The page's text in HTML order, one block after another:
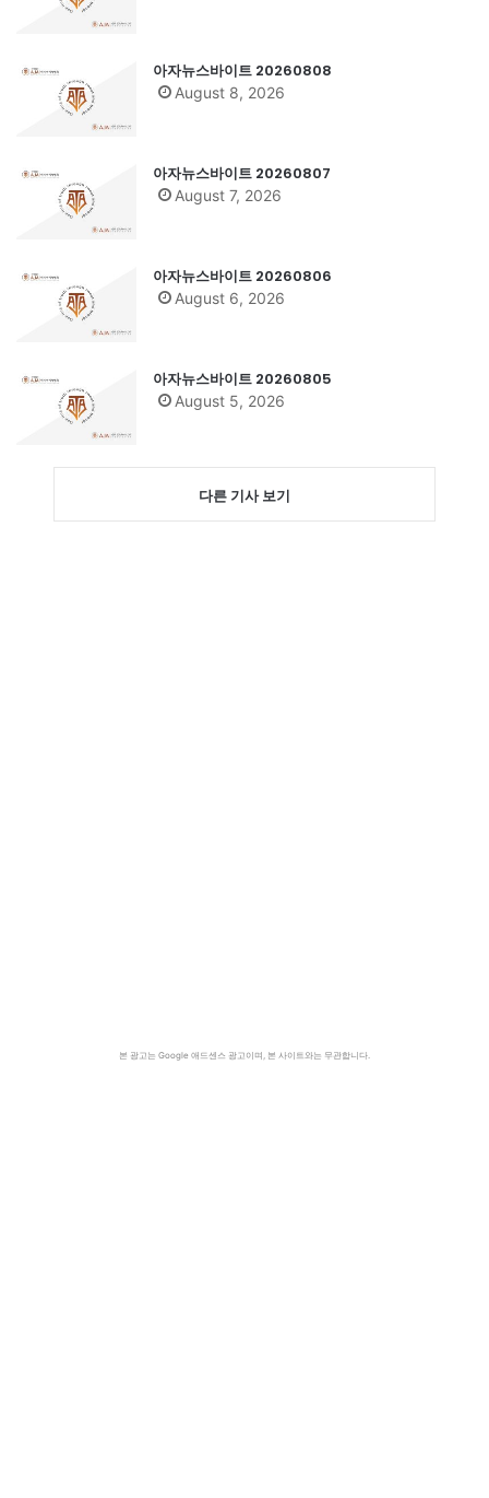
아자뉴스바이트 20260808
August 8, 2026
아자뉴스바이트 20260807
August 7, 2026
아자뉴스바이트 20260806
August 6, 2026
아자뉴스바이트 20260805
August 5, 2026
다른 기사 보기
본 광고는 Google 애드센스 광고이며, 본 사이트와는 무관합니다.